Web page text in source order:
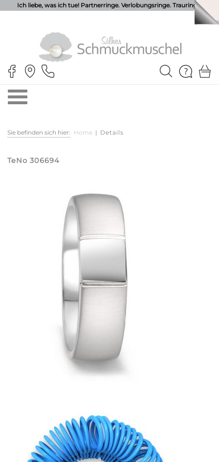
Ich liebe, was ich tue! Partnerringe. Verlobungsringe. Trauringe.
Sie befinden sich hier: Home | Details
TeNo 306694